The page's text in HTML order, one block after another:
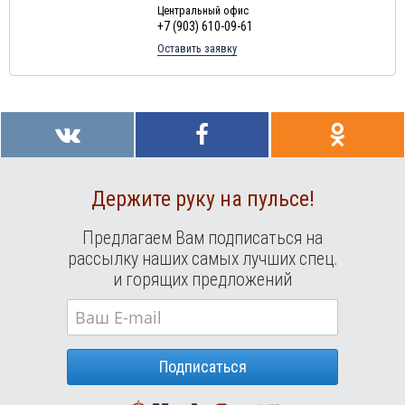
Туры в Грецию в августе
Туры в Мальдивы в августе
Центральный офис
+7 (903) 610-09-61
Оставить заявку
Держите руку на пульсе!
Предлагаем Вам подписаться на
рассылку наших самых лучших спец.
и горящих предложений
Подписаться